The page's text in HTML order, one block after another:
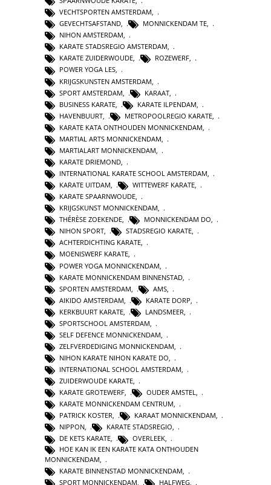
VECHTSPORTEN AMSTERDAM,
GEVECHTSAFSTAND, MONNICKENDAM TE,
NIHON AMSTERDAM,
KARATE STADSREGIO AMSTERDAM,
KARATE ZUIDERWOUDE, ROZEWERF,
POWER YOGA LES,
KRIJGSKUNSTEN AMSTERDAM
SPORT AMSTERDAM
KARAAT
BUSINESS KARATE
KARATE ILPENDAM
HAVENBUURT
METROPOOLREGIO KARATE
KARATE KATA ONTHOUDEN MONNICKENDAM
MARTIAL ARTS MONNICKENDAM
MARTIALART MONNICKENDAM
KARATE DRIEMOND
INTERNATIONAL KARATE SCHOOL AMSTERDAM,
KARATE UITDAM, WITTEWERF KARATE,
KARATE SPAARNWOUDE,
KRIJGSKUNST MONNICKENDAM,
THÉRÈSE ZOEKENDE, MONNICKENDAM DO,
NIHON SPORT, STADSREGIO KARATE,
ACHTERDICHTING KARATE,
MOENISWERF KARATE,
POWER YOGA MONNICKENDAM
KARATE MONNICKENDAM BINNENSTAD
SPORTEN AMSTERDAM
AMS
AIKIDO AMSTERDAM
KARATE DORP
KERKBUURT KARATE
LANDSMEER
SPORTSCHOOL AMSTERDAM
SELF DEFENCE MONNICKENDAM
ZELFVERDEDIGING MONNICKENDAM
NIHON KARATE NIHON KARATE DO,
INTERNATIONAL SCHOOL AMSTERDAM,
ZUIDERWOUDE KARATE,
KARATE GROTEWERF, OUDER AMSTEL,
KARATE MONNICKENDAM CENTRUM,
PATRICK KOSTER, KARAAT MONNICKENDAM,
NIPPON, KARATE STADSREGIO,
DE KETS KARATE, OVERLEEK,
HOE KAN IK EEN KARATE KATA ONTHOUDEN
MONNICKENDAM
KARATE BINNENSTAD MONNICKENDAM
SPORT MONNICKENDAM
HALFWEG